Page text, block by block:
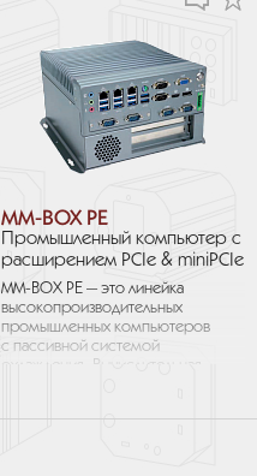
MM-BOX PE
Промышленный компьютер с
расширением PCIe & miniPCIe
MM-BOX PE — это линейка
высокопроизводительных
промышленных компьютеров
с пассивной системой
охлаждения. Вычислительная
обеспечиваются...